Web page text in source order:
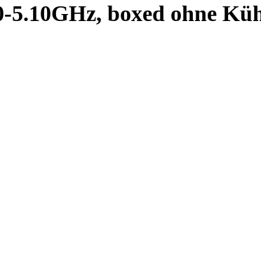
5.10GHz, boxed ohne